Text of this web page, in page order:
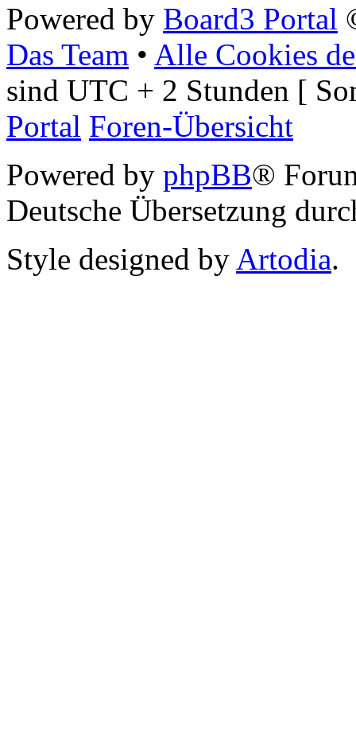
Powered by Board3 Portal
Das Team • Alle Cookies
sind UTC + 2 Stunden [
Portal Foren-Übersicht
Powered by phpBB®
Deutsche Übersetzung
Style designed by Artodia.